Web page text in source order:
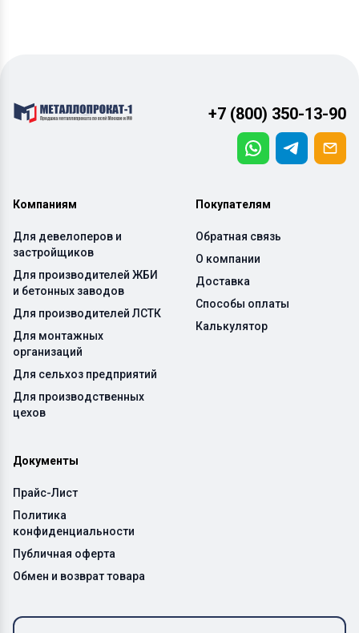
+7 (800) 350-13-90
Компаниям
Для девелоперов и
застройщиков
Для производителей ЖБИ
и бетонных заводов
Для производителей ЛСТК
Для монтажных
организаций
Для сельхоз предприятий
Для производственных
цехов
Покупателям
Обратная связь
О компании
Доставка
Способы оплаты
Калькулятор
Документы
Прайс-Лист
Политика
конфиденциальности
Публичная оферта
Обмен и возврат товара